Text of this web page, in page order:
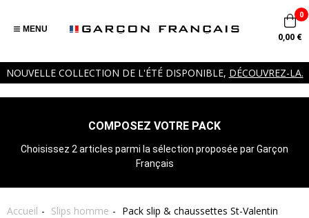
NOUVELLE COLLECTION DE L'ÉTÉ DISPONIBLE, DÉCOUVREZ-LA.
MENU
0
0,00 €
COMPOSEZ VOTRE PACK
Choisissez 2 articles parmi la sélection proposée par Garçon
Français
Accueil Slips homme Pack slip & chaussettes ​St-Valentin